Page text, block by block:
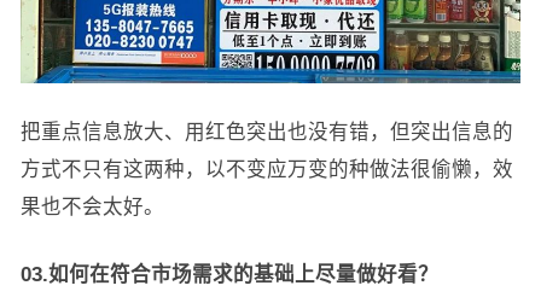
把重点信息放大、用红色突出也没有错，但突出信息的
方式不只有这两种，以不变应万变的种做法很偷懒，效
果也不会太好。
03.如何在符合市场需求的基础上尽量做好看？